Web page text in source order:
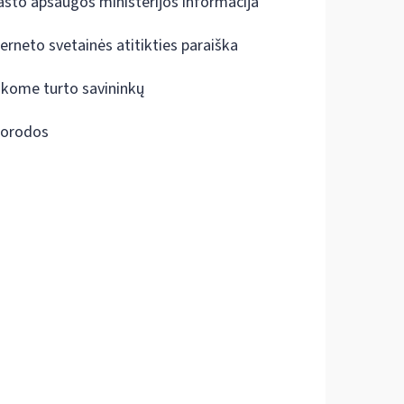
svetainės atitikties paraiška
turto savininkų